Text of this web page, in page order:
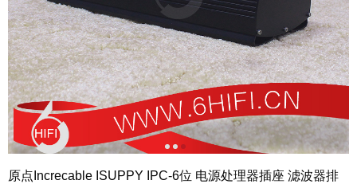
1 2 3
原点Increcable ISUPPY IPC-6位 电源处理器插座 滤波器排